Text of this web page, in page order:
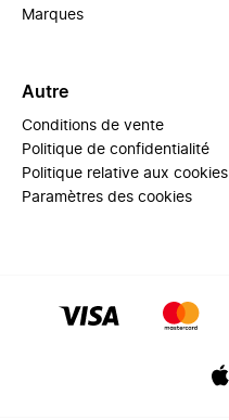
Marques
Autre
Conditions de vente
Politique de confidentialité
Politique relative aux cookies
Paramètres des cookies